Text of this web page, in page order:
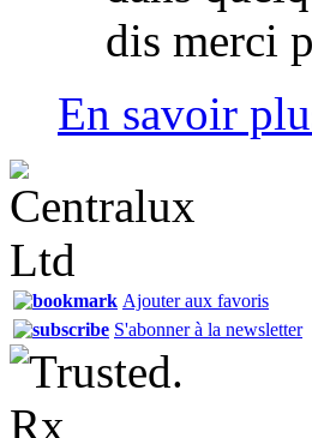
dis merci
En savoir
Ajouter aux favoris
S'abonner à la newsletter